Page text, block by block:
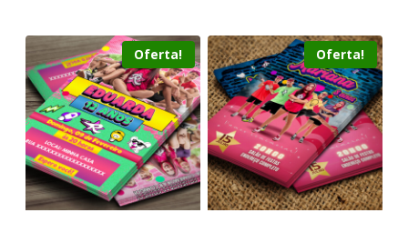
Oferta! Oferta!